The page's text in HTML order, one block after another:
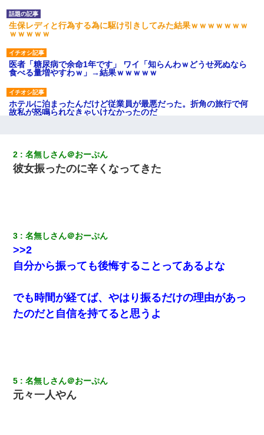
生保レディと行為する為に駆け引きしてみた結果ｗｗｗｗｗｗｗ
ｗｗｗｗｗ
医者「糖尿病で余命1年です」 ワイ「知らんわｗどうせ死ぬなら
食べる量増やすわｗ」→結果ｗｗｗｗｗ
ホテルに泊まったんだけど従業員が最悪だった。折角の旅行で何
故私が怒鳴られなきゃいけなかったのだ
小学生の息子が急に様子がおかしくなった。私「理由を聞いても
していて…』私「！？」→ 翌日。ママ友たちの様子が微妙におか
しくなり・・・
我が家のガレージに見知らぬ車。俺「もしもし、玄関にもシャッ
小学生の妹が20代の弟とチューしてるのに、見て見ぬふりの親を
と電気を消すとミシッって音が…彼「ちょっと待ってて」→勢い
よくドアを開けるとなんと…
2 名無しさん＠おーぷん
彼女振ったのに辛くなってきた
3 名無しさん＠おーぷん
>>2
自分から振っても後悔することってあるよな
でも時間が経てば、やはり振るだけの理由があっ
たのだと自信を持てると思うよ
5 名無しさん＠おーぷん
元々一人やん